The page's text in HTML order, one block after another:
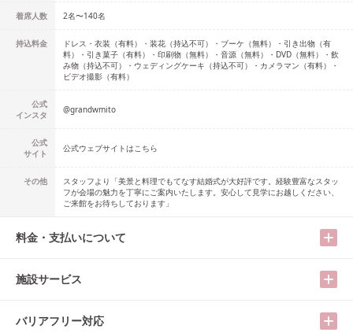
着席人数 2名〜140名
持込料金
ドレス・衣装（有料）・装花（持込不可）・ブーケ（無料）・引き出物（有
料）・引き菓子（有料）・印刷物（無料）・音源（無料）・DVD（無料）・飲
み物（持込不可）・ウェディングケーキ（持込不可）・カメラマン（有料）・
ビデオ撮影（有料）
公式
インスタ
@grandwmito
公式
サイト
公式ウェブサイトはこちら
その他
スタッフより「美景と料理でもてなす結婚式が大好評です。経験豊富なスタッ
フが会場の魅力を丁寧にご案内いたします。安心して見学にお越しください、
ご来館をお待ちしております」
料金・支払いについて
施設サービス
バリアフリー対応